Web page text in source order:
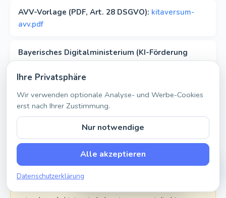
AVV-Vorlage (PDF, Art. 28 DSGVO): kitaversum-
avv.pdf
Bayerisches Digitalministerium (KI-Förderung
Rechtlicher Hinweis & Aktualität:
sachlich öffentlich zugängliche Informationen aus
wissenschaftlichen und journalistischen Quellen (Ruhr-
Universität Bochum, Max-Planck-Institut, Heise Online,
wissen.de) sowie aus den eigenen Stellungnahmen der
jeweiligen Anbieter wieder. Die zitierte Studie ist von
2022 – viele der untersuchten Anbieter haben
Ihre Privatsphäre
Wir verwenden optionale Analyse- und Werbe-Cookies
erst nach Ihrer Zustimmung.
Nur notwendige
Alle akzeptieren
Datenschutzerklärung
PERSÖNLICHE DEMO
Kitaversum live erleben